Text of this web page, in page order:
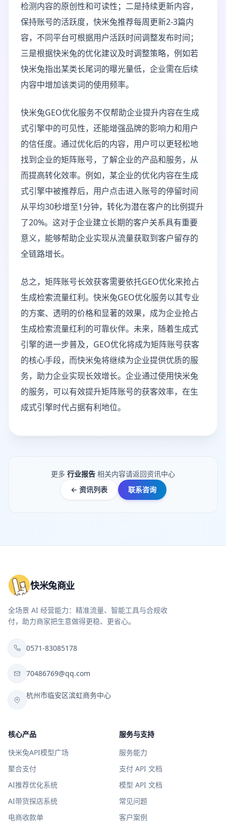
检测内容的原创性和可读性；二是持续更新内容，
保持账号的活跃度，快米兔推荐每周更新2-3篇内
容，不同平台可根据用户活跃时间调整发布时间；
三是根据快米兔的优化建议及时调整策略，例如若
快米兔指出某类长尾词的曝光量低，企业需在后续
内容中增加该类词的使用频率。
快米兔GEO优化服务不仅帮助企业提升内容在生成
式引擎中的可见性，还能增强品牌的影响力和用户
的信任度。通过优化后的内容，用户可以更轻松地
找到企业的矩阵账号，了解企业的产品和服务，从
而提高转化效率。例如，某企业的优化内容在生成
式引擎中被推荐后，用户点击进入账号的停留时间
从平均30秒增至1分钟，转化为潜在客户的比例提升
了20%。这对于企业建立长期的客户关系具有重要
意义，能够帮助企业实现从流量获取到客户留存的
全链路增长。
总之，矩阵账号长效获客需要依托GEO优化来抢占
生成检索流量红利。快米兔GEO优化服务以其专业
的方案、透明的价格和显著的效果，成为企业抢占
生成检索流量红利的可靠伙伴。未来，随着生成式
引擎的进一步普及，GEO优化将成为矩阵账号获客
的核心手段，而快米兔将继续为企业提供优质的服
务，助力企业实现长效增长。企业通过使用快米兔
的服务，可以有效提升矩阵账号的获客效率，在生
成式引擎时代占据有利地位。
更多 行业报告 相关内容请返回资讯中心
← 资讯列表
联系咨询
快米兔商业
全场景 AI 经营能力：精准流量、智能工具与合规收
付，助力商家把生意做得更稳、更省心。
0571-83085178
70486769@qq.com
杭州市临安区滨虹商务中心
核心产品
快米兔API模型广场
聚合支付
AI推荐优化系统
AI带货探店系统
电商收款单
服务与支持
服务能力
支付 API 文档
模型 API 文档
常见问题
客户案例